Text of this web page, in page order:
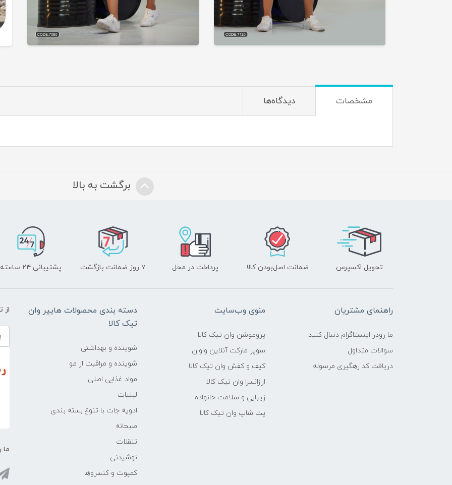
مشخصات دیدگاه‌ها
برگشت به بالا
تحویل اکسپرس ضمانت اصل‌بودن کالا پرداخت در محل ۷ روز ضمانت بازگشت پشتیبانی ۲۴ ساعته
راهنمای مشتریان
ما رودر اینستاگرام دنبال کنید
سوالات متداول
دریافت کد رهگیری مرسوله
منوی وب‌سایت
پروموشن وان تیک کالا
سوپر مارکت آنلاین واوان
کیف و کفش وان تیک کالا
ارزانسرا وان تیک کالا
زیبایی و سلامت خانواده
پت شاپ وان تیک کالا
دسته بندی محصولات هایپر وان
تیک کالا
شوینده و بهداشتی
شوینده و مراقبت از مو
مواد غذایی اصلی
لبنیات
ادویه جات با تنوع بسته بندی
صبحانه
تنقلات
نوشیدنی
کمپوت و کنسروها
از
ما